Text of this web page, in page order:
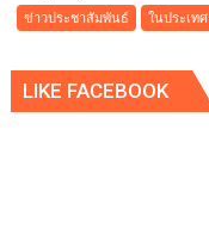
ข่าวประชาสัมพันธ์ ในประเทศ
LIKE FACEBOOK